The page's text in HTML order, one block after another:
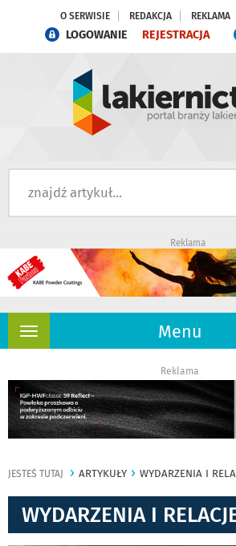
O SERWISIE REDAKCJA REKLAMA
LOGOWANIE REJESTRACJA
Reklama
Menu
Rozwiń
Reklama
JESTEŚ TUTAJ ARTYKUŁY WYDARZENIA I
WYDARZENIA I